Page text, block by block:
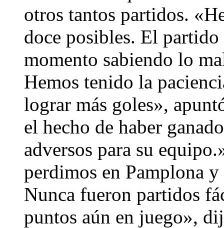
otros tantos partidos.
doce posibles. El
momento sabiendo lo
Hemos tenido la
lograr más goles»,
el hecho de haber
adversos para su
perdimos en Pamplona
Nunca fueron partidos
puntos aún en juego»,